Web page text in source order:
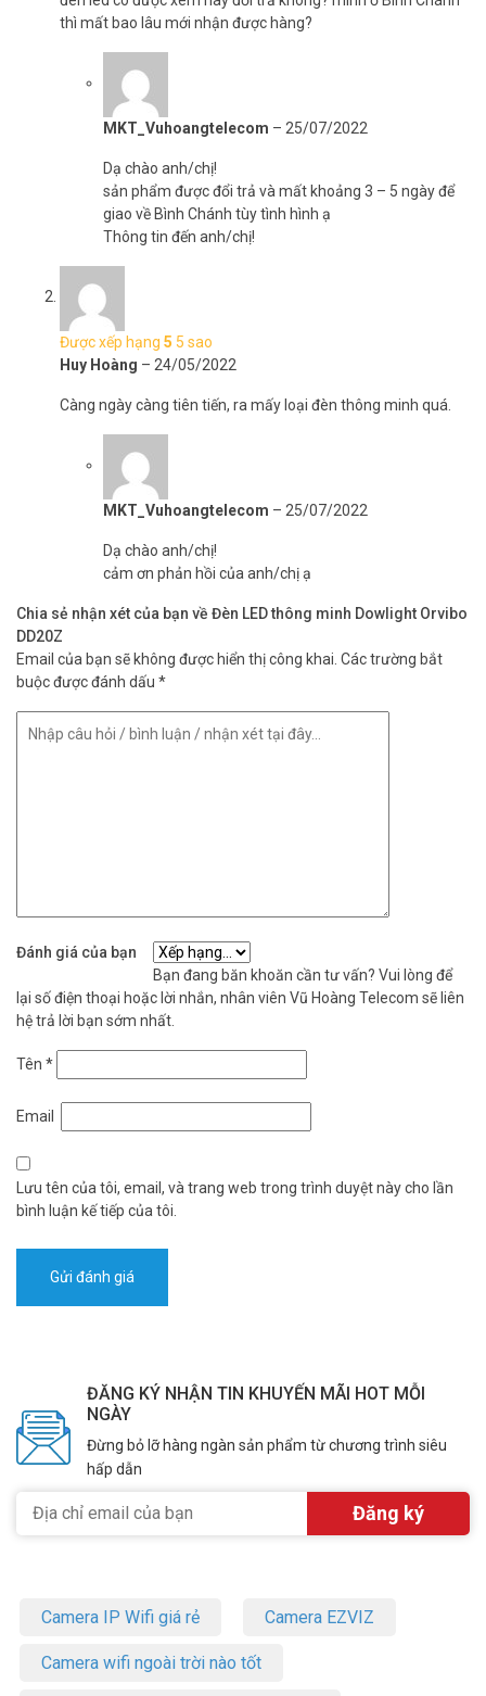
thì mất bao lâu mới nhận được hàng?
MKT_Vuhoangtelecom – 25/07/2022
Dạ chào anh/chị!
sản phẩm được đổi trả và mất khoảng 3 – 5 ngày để
giao về Bình Chánh tùy tình hình ạ
Thông tin đến anh/chị!
Được xếp hạng 5 5 sao
Huy Hoàng – 24/05/2022
Càng ngày càng tiên tiến, ra mấy loại đèn thông minh quá.
MKT_Vuhoangtelecom – 25/07/2022
Dạ chào anh/chị!
cảm ơn phản hồi của anh/chị ạ
Chia sẻ nhận xét của bạn về Đèn LED thông minh Dowlight Orvibo
DD20Z
Email của bạn sẽ không được hiển thị công khai. Các trường bắt
buộc được đánh dấu *
Đánh giá của bạn
Bạn đang băn khoăn cần tư vấn? Vui lòng để
lại số điện thoại hoặc lời nhắn, nhân viên Vũ Hoàng Telecom sẽ liên
hệ trả lời bạn sớm nhất.
Tên *
Email
Lưu tên của tôi, email, và trang web trong trình duyệt này cho lần
bình luận kế tiếp của tôi.
ĐĂNG KÝ NHẬN TIN KHUYẾN MÃI HOT MỖI
NGÀY
Đừng bỏ lỡ hàng ngàn sản phẩm từ chương trình siêu
hấp dẫn
Camera IP Wifi giá rẻ Camera EZVIZ
Camera wifi ngoài trời nào tốt